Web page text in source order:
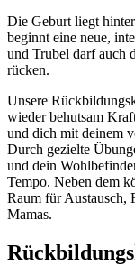
Die Geburt liegt
beginnt eine neue,
und Trubel darf auch
rücken.
Unsere
wieder behutsam
und dich mit deinem
Durch gezielte
und dein
Tempo. Neben dem
Raum für Austausch,
Mamas.